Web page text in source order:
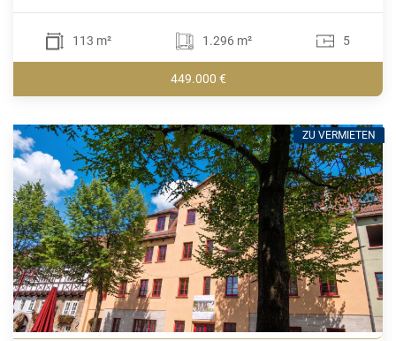
113 m² 1.296 m² 5
449.000 €
ZU VERMIETEN